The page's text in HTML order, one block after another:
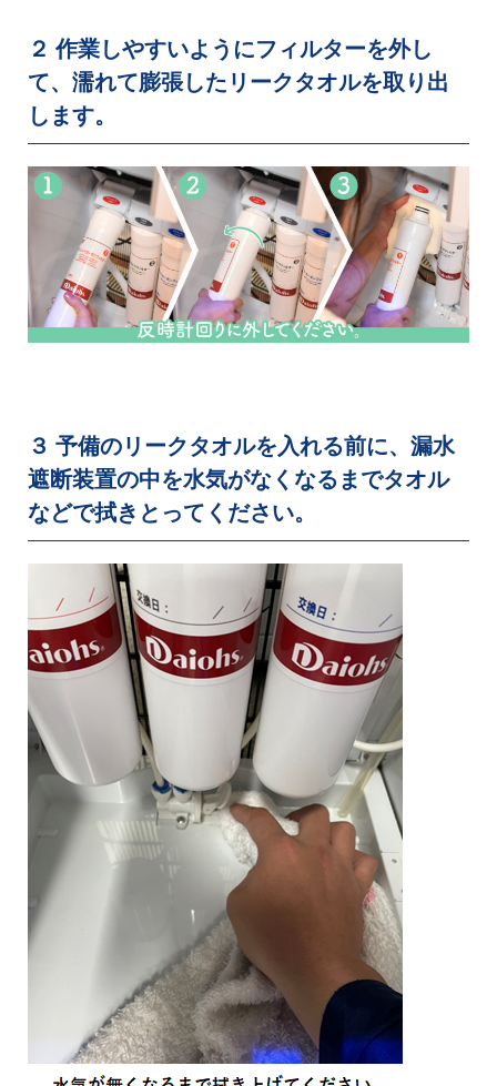
２ 作業しやすいようにフィルターを外し
て、濡れて膨張したリークタオルを取り出
します。
３ 予備のリークタオルを入れる前に、漏水
遮断装置の中を水気がなくなるまでタオル
などで拭きとってください。